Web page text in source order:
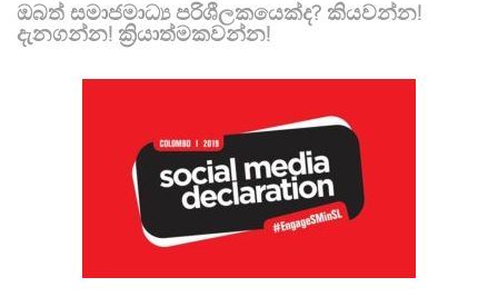
ඔබත් සමාජමාධ්‍ය පරිශීලකයෙක්ද? කියවන්න!
දැනගන්න! ක්‍රියාත්මකවන්න!